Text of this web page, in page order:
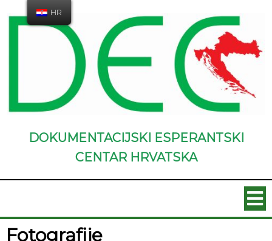
DOKUMENTACIJSKI ESPERANTSKI
CENTAR HRVATSKA
Fotografije
HR